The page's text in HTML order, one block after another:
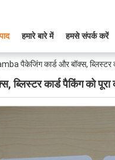
हमारे बारे में हमसे संपर्क करें
पैकेजिंग कार्ड और बॉक्स, ब्लिस्टर
कार्ड पैकिंग को पूरा